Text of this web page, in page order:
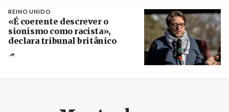
REINO UNIDO
«É coerente descrever o
sionismo como racista»,
declara tribunal britânico